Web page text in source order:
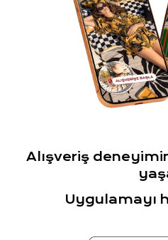
Alışveriş
Uygulamayı